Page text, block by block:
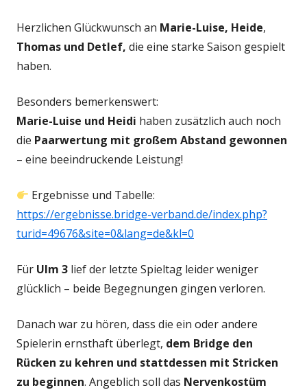
Herzlichen Glückwunsch an Marie-Luise, Heide,
Thomas und Detlef, die eine starke Saison gespielt
haben.
Besonders bemerkenswert:
Marie-Luise und Heidi haben zusätzlich auch noch
die Paarwertung mit großem Abstand gewonnen
– eine beeindruckende Leistung!
Ergebnisse und Tabelle:
https://ergebnisse.bridge-verband.de/index.php?
turid=49676&site=0&lang=de&kl=0
Für Ulm 3 lief der letzte Spieltag leider weniger
glücklich – beide Begegnungen gingen verloren.
Danach war zu hören, dass die ein oder andere
Spielerin ernsthaft überlegt, dem Bridge den
Rücken zu kehren und stattdessen mit Stricken
zu beginnen. Angeblich soll das Nervenkostüm